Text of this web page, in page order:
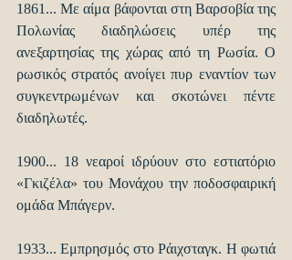
1861... Με αίμα βάφονται στη Βαρσοβία της
Πολωνίας διαδηλώσεις υπέρ της
ανεξαρτησίας της χώρας από τη Ρωσία. Ο
ρωσικός στρατός ανοίγει πυρ εναντίον των
συγκεντρωμένων και σκοτώνει πέντε
διαδηλωτές.
1900... 18 νεαροί ιδρύουν στο εστιατόριο
«Γκιζέλα» του Μονάχου την ποδοσφαιρική
ομάδα Μπάγερν.
1933... Εμπρησμός στο Ράιχσταγκ. Η φωτιά